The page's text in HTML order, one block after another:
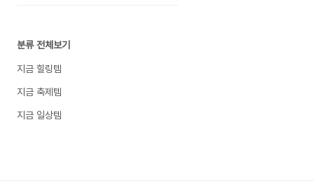
분류 전체보기
지금 힐링템
지금 축제템
지금 일상템